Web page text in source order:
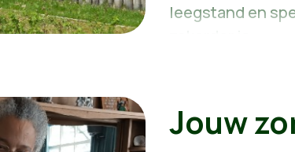
leegstand en
Jouw